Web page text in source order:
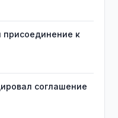
присоединение к
соглашение